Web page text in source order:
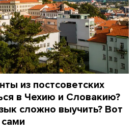
из постсоветских
в Чехию и Словакию?
сложно выучить? Вот